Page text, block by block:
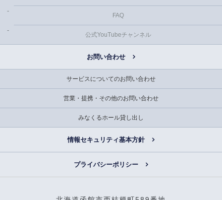
FAQ
公式YouTubeチャンネル
お問い合わせ
サービスについてのお問い合わせ
営業・提携・その他のお問い合わせ
みなくるホール貸し出し
情報セキュリティ基本方針
プライバシーポリシー